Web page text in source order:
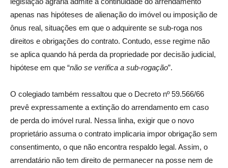
apenas nas hipóteses de alienação do imóvel ou imposição de
ônus real, situações em que o adquirente se sub-roga nos
direitos e obrigações do contrato. Contudo, esse regime não
se aplica quando há perda da propriedade por decisão judicial,
hipótese em que “não se verifica a sub-rogação”.
O colegiado também ressaltou que o Decreto nº 59.566/66
prevê expressamente a extinção do arrendamento em caso
de perda do imóvel rural. Nessa linha, exigir que o novo
proprietário assuma o contrato implicaria impor obrigação sem
consentimento, o que não encontra respaldo legal. Assim, o
arrendatário não tem direito de permanecer na posse nem de